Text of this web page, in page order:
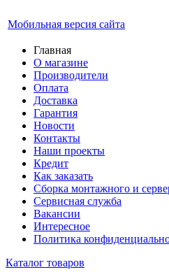
Мобильная версия сайта
Главная
О магазине
Производители
Оплата
Доставка
Гарантия
Новости
Контакты
Наши проекты
Кредит
Как заказать
Сборка монтажного и
Сервисная служба
Вакансии
Интересное
Политика
Каталог товаров